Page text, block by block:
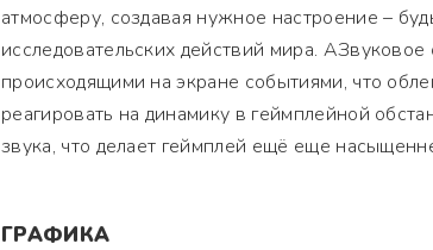
атмосферу, создавая нужное настроение –
исследовательских действий мира.
происходящими на экране событиями, что
реагировать на динамику в геймплейной
звука, что делает геймплей ещё еще
ГРАФИКА